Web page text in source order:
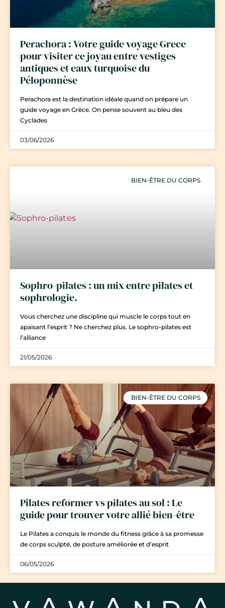
Perachora : Votre guide voyage Grece
pour visiter ce joyau entre vestiges
antiques et eaux turquoise du
Péloponnèse
Perachora est la destination idéale quand on prépare un
guide voyage en Grèce. On pense souvent au bleu des
Cyclades
03/06/2026
BIEN-ÊTRE DU CORPS
Sophro-pilates : un mix entre pilates et
sophrologie.
Vous cherchez une discipline qui muscle le corps tout en
apaisant l’esprit ? Ne cherchez plus. Le sophro-pilates est
l’alliance
21/05/2026
BIEN-ÊTRE DU CORPS
Pilates reformer vs pilates au sol : Le
guide pour trouver votre allié bien-être
Le Pilates a conquis le monde du fitness grâce à sa promesse
de corps sculpté, de posture améliorée et d’esprit
06/05/2026